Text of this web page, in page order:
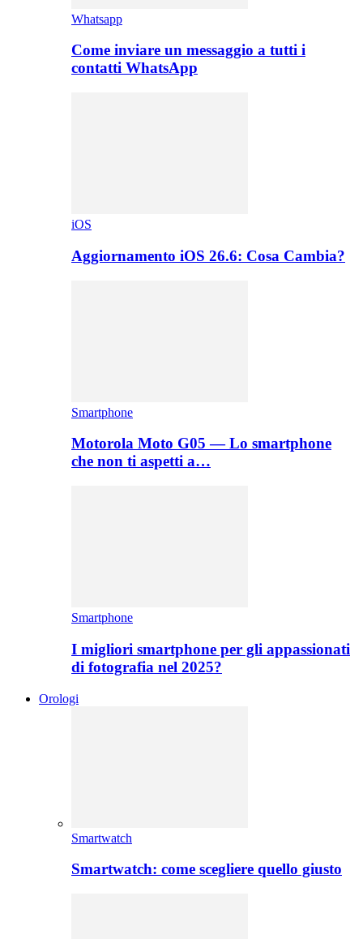
Whatsapp
Come inviare un messaggio a tutti i
contatti WhatsApp
iOS
Aggiornamento iOS 26.6: Cosa Cambia?
Smartphone
Motorola Moto G05 — Lo smartphone
che non ti aspetti a…
Smartphone
I migliori smartphone per gli appassionati
di fotografia nel 2025?
Orologi
Smartwatch
Smartwatch: come scegliere quello giusto